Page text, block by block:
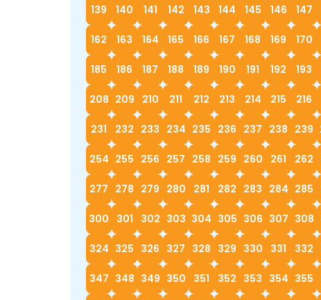
139 140 141 142 143 144 145 146 147
162 163 164 165 166 167 168 169 170
185 186 187 188 189 190 191 192 193
208 209 210 211 212 213 214 215 216
231 232 233 234 235 236 237 238 239
254 255 256 257 258 259 260 261 262
277 278 279 280 281 282 283 284 285
300 301 302 303 304 305 306 307 308
324 325 326 327 328 329 330 331 332
347 348 349 350 351 352 353 354 355